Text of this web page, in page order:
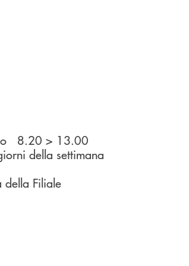
8.20 > 13.00
della settimana
della Filiale